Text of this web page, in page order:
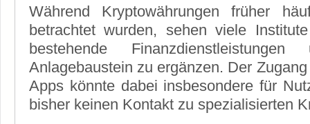
Während Kryptowährungen früher
betrachtet wurden, sehen viele
bestehende
Anlagebaustein zu ergänzen. Der
Apps könnte dabei insbesondere für
bisher keinen Kontakt zu spezialisierten